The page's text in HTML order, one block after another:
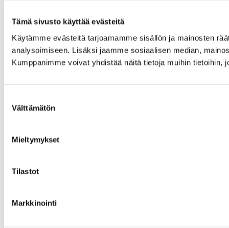
Tämä sivusto käyttää evästeitä
Käytämme evästeitä tarjoamamme sisällön ja mainosten
analysoimiseen. Lisäksi jaamme sosiaalisen median,
Kumppanimme voivat yhdistää näitä tietoja muihin tietoihin,
valinta
Välttämätön
Mieltymykset
Tilastot
Markkinointi